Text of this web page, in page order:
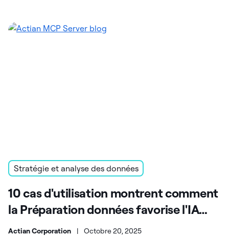
Stratégie et analyse des données
10 cas d'utilisation montrent comment
la Préparation données favorise l'IA
agentique
Actian Corporation | Octobre 20, 2025